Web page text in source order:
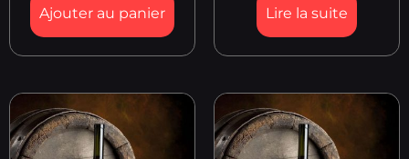
Ajouter au panier Lire la suite